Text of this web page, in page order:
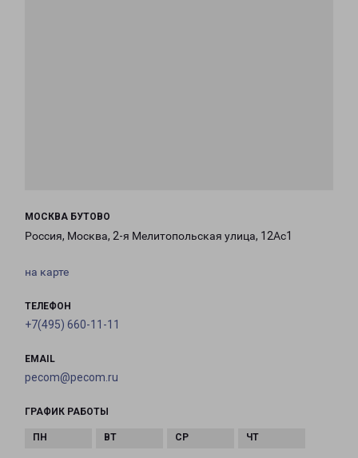
МОСКВА БУТОВО
Россия, Москва, 2-я Мелитопольская улица, 12Ас1
на карте
ТЕЛЕФОН
+7(495) 660-11-11
EMAIL
pecom@pecom.ru
ГРАФИК РАБОТЫ